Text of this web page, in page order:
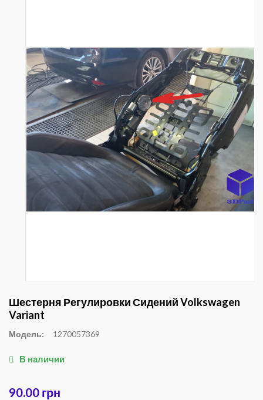
Шестерня Регулировки Сидений Volkswagen
Variant
Модель: 1270057369
В наличии
90.00 грн